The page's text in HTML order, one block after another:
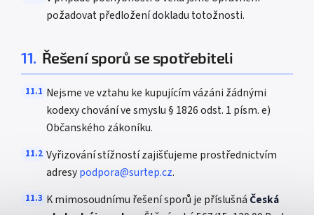
požadovat předložení dokladu totožnosti.
11. Řešení sporů se spotřebiteli
11.1 Nejsme ve vztahu ke kupujícím vázáni žádnými
kodexy chování ve smyslu § 1826 odst. 1 písm. e)
Občanského zákoníku.
11.2 Vyřizování stížností zajišťujeme prostřednictvím
adresypodpora@surtep.cz.
11.3 K mimosoudnímu řešení sporů je příslušná Česká